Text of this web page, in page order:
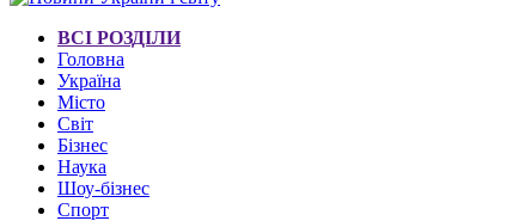
ВСІ РОЗДІЛИ
Головна
Україна
Місто
Світ
Бізнес
Наука
Шоу-бізнес
Спорт